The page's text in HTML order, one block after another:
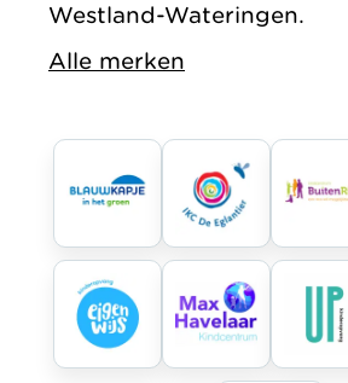
Westland-Wateringen.
Alle merken